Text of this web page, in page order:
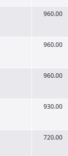
960.00
960.00
960.00
930.00
720.00